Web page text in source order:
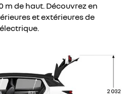
m de haut. Découvrez en
et extérieures de